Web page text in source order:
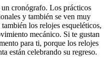
cronógrafo. Los prácticos
y también se ven muy
los relojes esqueléticos,
mecánico. Si te gustan
para ti, porque los relojes
están celebrando su regreso.